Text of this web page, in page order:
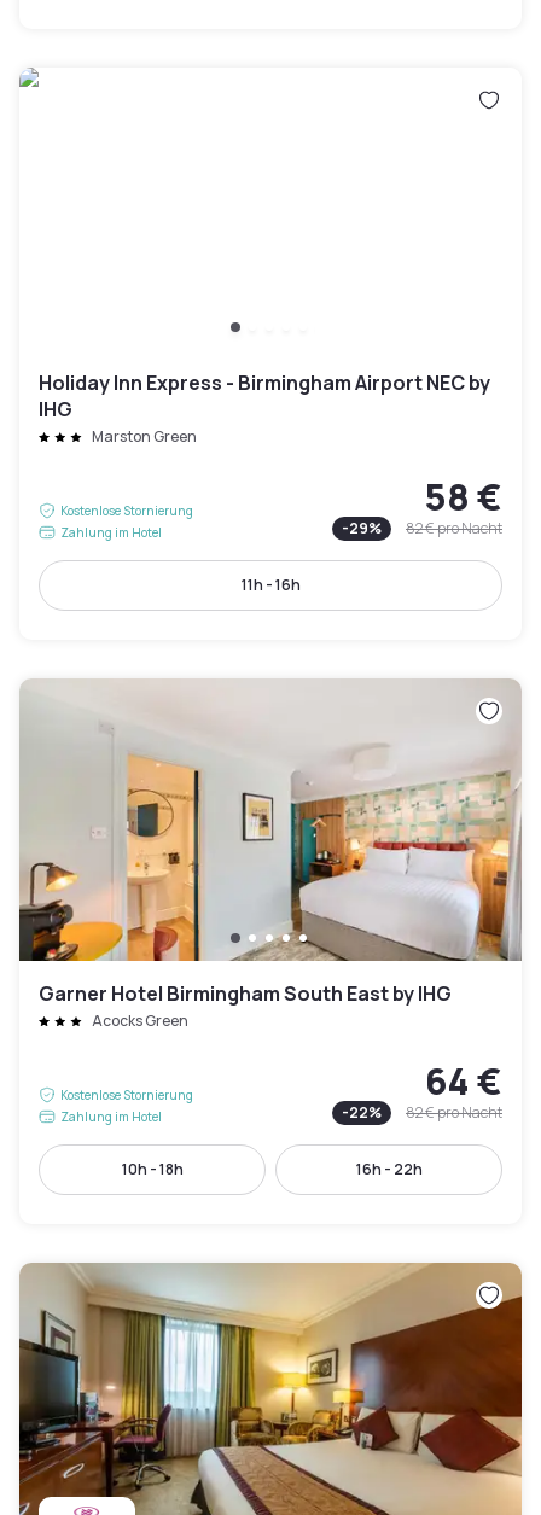
Holiday Inn Express - Birmingham Airport NEC by
IHG
Marston Green
Kostenlose Stornierung
Zahlung im Hotel
58 €
-29% 82 €pro Nacht
11h - 16h
Garner Hotel Birmingham South East by IHG
Acocks Green
Kostenlose Stornierung
Zahlung im Hotel
64 €
-22% 82 €pro Nacht
10h - 18h 16h - 22h